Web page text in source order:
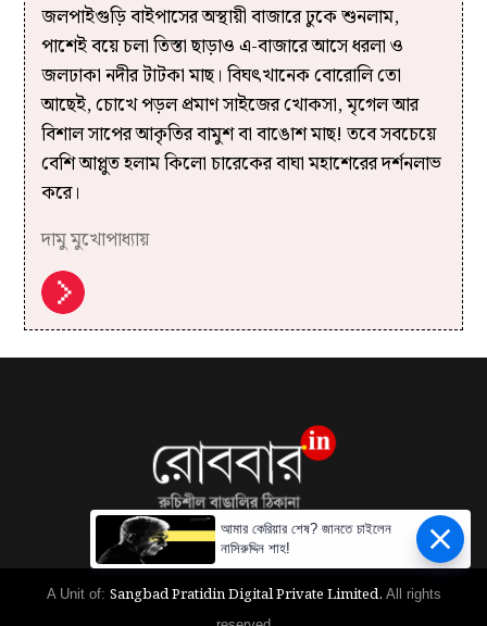
জলপাইগুড়ি বাইপাসের অস্থায়ী বাজারে ঢুকে শুনলাম,
পাশেই বয়ে চলা তিস্তা ছাড়াও এ-বাজারে আসে ধরলা ও
জলঢাকা নদীর টাটকা মাছ। বিঘৎখানেক বোরোলি তো
আছেই, চোখে পড়ল প্রমাণ সাইজের খোকসা, মৃগেল আর
বিশাল সাপের আকৃতির বামুশ বা বাঙোশ মাছ! তবে সবচেয়ে
বেশি আপ্লুত হলাম কিলো চারেকের বাঘা মহাশেরের দর্শনলাভ
করে।
দামু মুখোপাধ্যায়
A Unit of: Sangbad Pratidin Digital Private Limited. All rights
আমার কেরিয়ার শেষ? জানতে চাইলেন
নাসিরুদ্দিন শাহ!